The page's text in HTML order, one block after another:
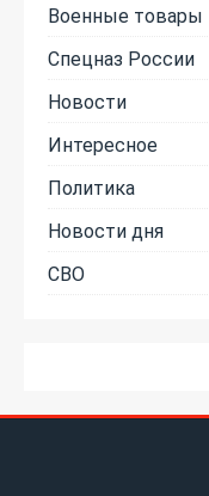
Военные товары
Спецназ России
Новости
Интересное
Политика
Новости дня
СВО